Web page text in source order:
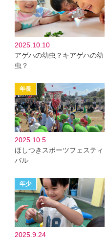
2025.10.10
アゲハの幼虫？キアゲハの幼
虫？
2025.10.5
ほしつきスポーツフェスティ
バル
2025.9.24